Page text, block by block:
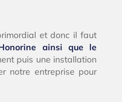
et donc il faut
ainsi que le
puis une installation
notre entreprise pour